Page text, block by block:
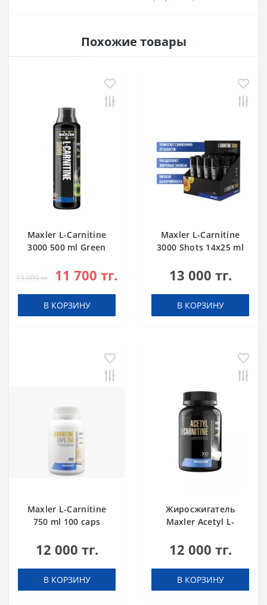
Похожие товары
Maxler L-Carnitine
3000 500 ml Green
13 000 тг. 11 700 тг.
В КОРЗИНУ
Maxler L-Carnitine
3000 Shots 14x25 ml
13 000 тг.
В КОРЗИНУ
Maxler L-Carnitine
750 ml 100 caps
12 000 тг.
В КОРЗИНУ
Жиросжигатель
Maxler Acetyl L-
12 000 тг.
В КОРЗИНУ